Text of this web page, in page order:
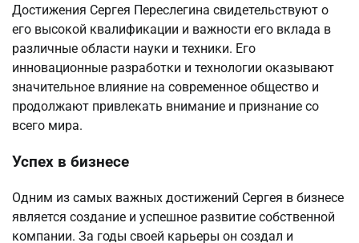
Достижения Сергея Переслегина свидетельствуют о
его высокой квалификации и важности его вклада в
различные области науки и техники. Его
инновационные разработки и технологии оказывают
значительное влияние на современное общество и
продолжают привлекать внимание и признание со
всего мира.
Успех в бизнесе
Одним из самых важных достижений Сергея в бизнесе
является создание и успешное развитие собственной
компании. За годы своей карьеры он создал и